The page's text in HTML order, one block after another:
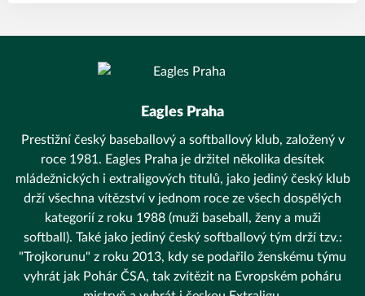
Eagles Praha
Prestižní český baseballový a softballový klub, založený v
roce 1981. Eagles Praha je držitel několika desítek
mládežnických i extraligových titulů, jako jediný český klub
drží všechna vítězství v jednom roce ze všech dospělých
kategorií z roku 1988 (muži baseball, ženy a muži
softball). Také jako jediný český softballový tým drží tzv.:
"Trojkorunu" z roku 2013, kdy se podařilo ženskému týmu
vyhrát jak Pohár ČSA, tak zvítězit na Evropském poháru